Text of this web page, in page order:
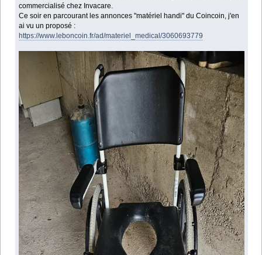
commercialisé chez Invacare.
Ce soir en parcourant les annonces "matériel handi" du Coincoin, j'en
ai vu un proposé :
https://www.leboncoin.fr/ad/materiel_medical/3060693779